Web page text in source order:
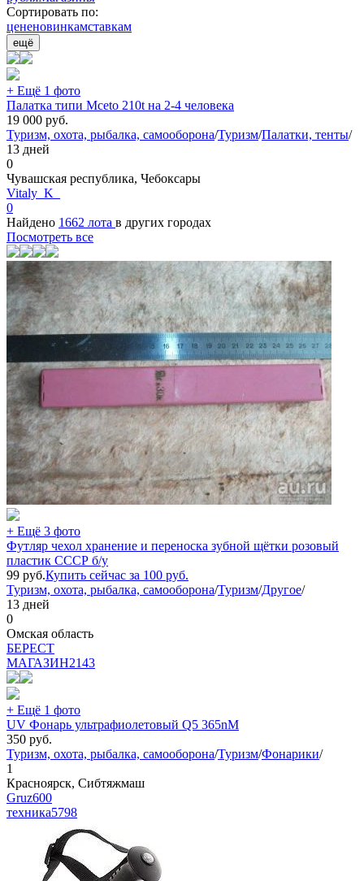
Сортировать по:
цененовинкамставкам
ещё
+ Ещё 1 фото
Палатка типи Mceto 210t на 2-4 человека
19 000 руб.
Туризм, охота, рыбалка, самооборона/Туризм/Палатки, тенты/
13 дней
0
Чувашская республика, Чебоксары
Vitaly_K_
0
Найдено 1662 лота в других городах
Посмотреть все
+ Ещё 3 фото
Футляр чехол хранение и переноска зубной щётки розовый
пластик СССР б/у
99 руб.Купить сейчас за 100 руб.
Туризм, охота, рыбалка, самооборона/Туризм/Другое/
13 дней
0
Омская область
БEPECT
МАГАЗИН2143
+ Ещё 1 фото
UV Фонарь ультрафиолетовый Q5 365nM
350 руб.
Туризм, охота, рыбалка, самооборона/Туризм/Фонарики/
1
Красноярск, Сибтяжмаш
Gruz600
техника5798